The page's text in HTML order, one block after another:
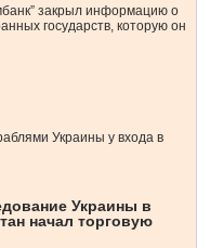
закрыл информацию о
государств, которую он
Украины у входа в
Украины в
начал торговую